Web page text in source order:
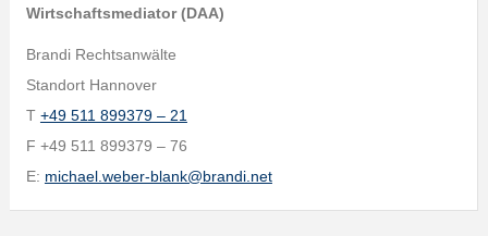
Wirtschaftsmediator (DAA)
Brandi Rechtsanwälte
Standort Hannover
T +49 511 899379 – 21
F +49 511 899379 – 76
E: michael.weber-blank@brandi.net